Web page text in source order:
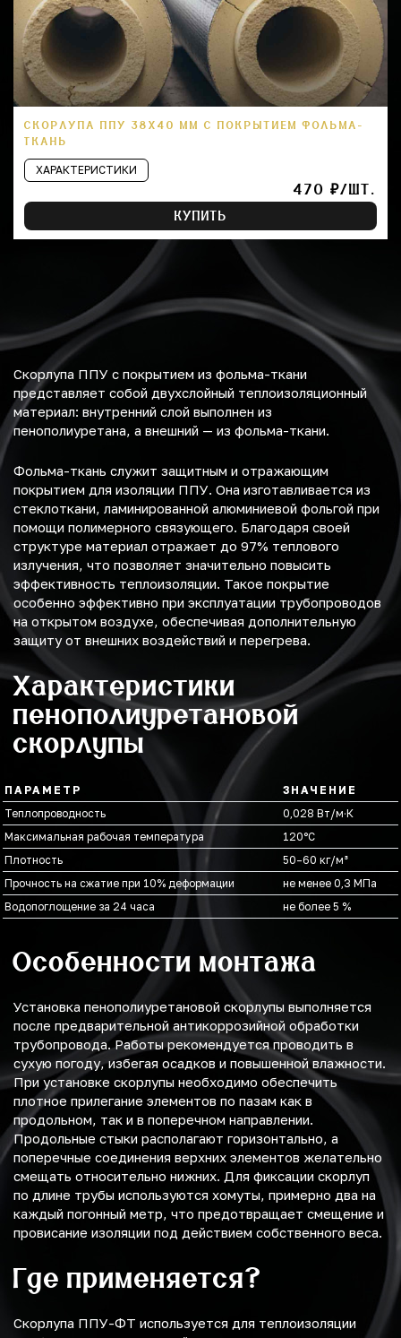
СКОРЛУПА ППУ 38Х40 ММ С ПОКРЫТИЕМ ФОЛЬМА-
ТКАНЬ
ХАРАКТЕРИСТИКИ
470 ₽/ШТ.
КУПИТЬ
Скорлупа ППУ с покрытием из фольма-ткани
представляет собой двухслойный теплоизоляционный
материал: внутренний слой выполнен из
пенополиуретана, а внешний — из фольма-ткани.
Фольма-ткань служит защитным и отражающим
покрытием для изоляции ППУ. Она изготавливается из
стеклоткани, ламинированной алюминиевой фольгой при
помощи полимерного связующего. Благодаря своей
структуре материал отражает до 97% теплового
излучения, что позволяет значительно повысить
эффективность теплоизоляции. Такое покрытие
особенно эффективно при эксплуатации трубопроводов
на открытом воздухе, обеспечивая дополнительную
защиту от внешних воздействий и перегрева.
Характеристики
пенополиуретановой
скорлупы
ПАРАМЕТР
ЗНАЧЕНИЕ
Теплопроводность
0,028 Вт/м·К
Максимальная рабочая температура
120°С
Плотность
50–60 кг/м³
Прочность на сжатие при 10% деформации
не менее 0,3 МПа
Водопоглощение за 24 часа
не более 5 %
Особенности монтажа
Установка пенополиуретановой скорлупы выполняется
после предварительной антикоррозийной обработки
трубопровода. Работы рекомендуется проводить в
сухую погоду, избегая осадков и повышенной влажности.
При установке скорлупы необходимо обеспечить
плотное прилегание элементов по пазам как в
продольном, так и в поперечном направлении.
Продольные стыки располагают горизонтально, а
поперечные соединения верхних элементов желательно
смещать относительно нижних. Для фиксации скорлуп
по длине трубы используются хомуты, примерно два на
каждый погонный метр, что предотвращает смещение и
провисание изоляции под действием собственного веса.
Где применяется?
Скорлупа ППУ-ФТ используется для теплоизоляции